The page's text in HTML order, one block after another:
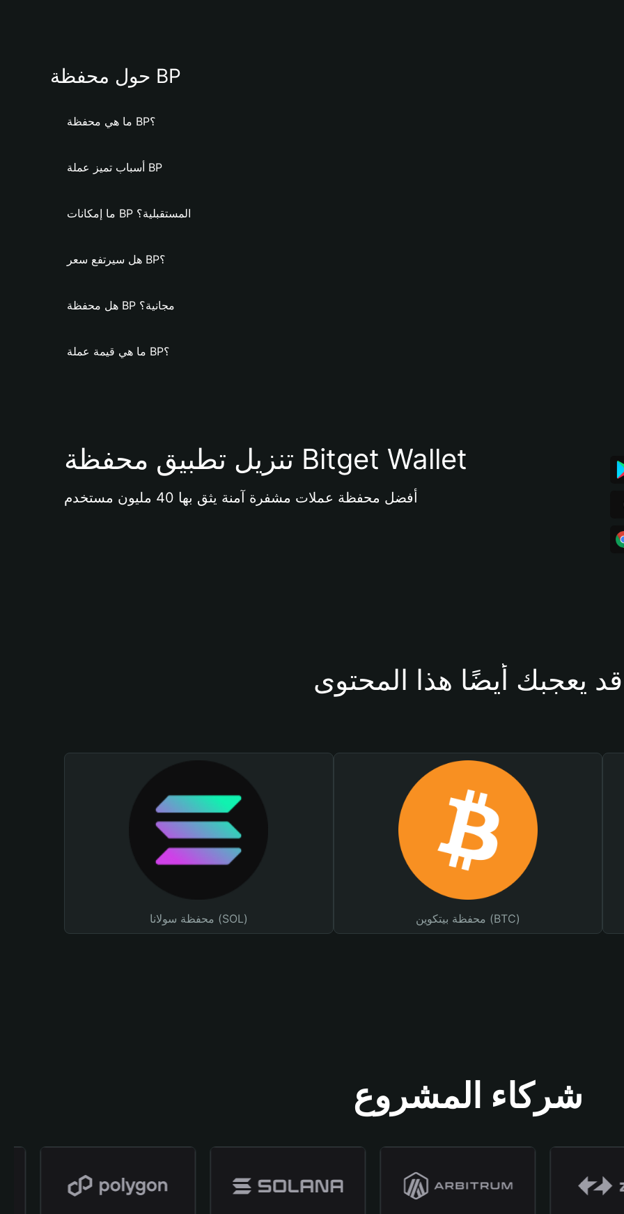
حول محفظة BP
ما هي محفظة BP؟
أسباب تميز عملة BP
ما إمكانات BP المستقبلية؟
هل سيرتفع سعر BP؟
هل محفظة BP مجانية؟
ما هي قيمة عملة BP؟
تنزيل تطبيق محفظة Bitget Wallet
أفضل محفظة عملات مشفرة آمنة يثق بها 40 مليون مستخدم
قد يعجبك أيضًا هذا المحتوى
محفظة سولانا (SOL) محفظة بيتكوين (BTC)
شركاء المشروع